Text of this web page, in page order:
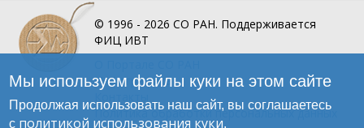
© 1996 - 2026 СО РАН. Поддерживается
ФИЦ ИВТ
Инфографика
Политика обработки персональных данных
Мы используем файлы куки на этом сайте
Продолжая использовать наш сайт, вы соглашаетесь
с политикой использования куки.